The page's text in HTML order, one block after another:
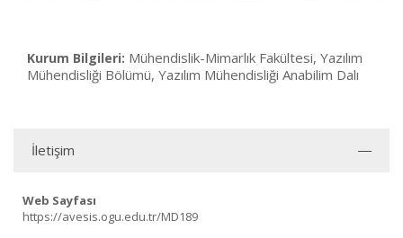
Kurum Bilgileri: Mühendislik-Mimarlık Fakültesi, Yazılım
Mühendisliği Bölümü, Yazılım Mühendisliği Anabilim Dalı
İletişim
Web Sayfası
https://avesis.ogu.edu.tr/MD189